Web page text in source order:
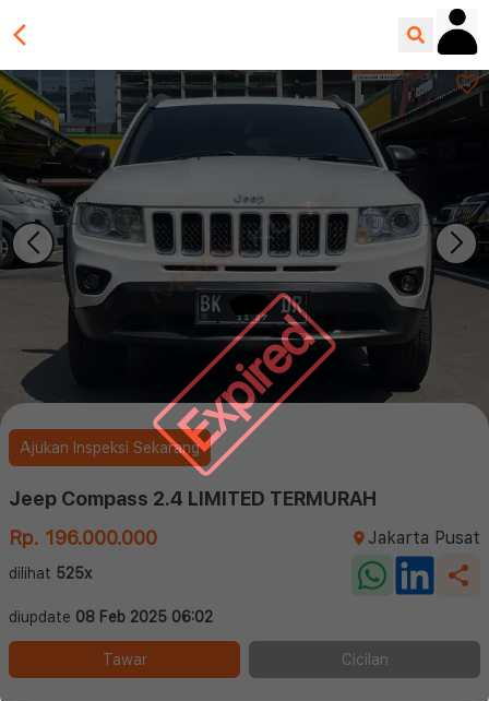
Expired
Ajukan Inspeksi Sekarang
Jeep Compass 2.4 LIMITED TERMURAH
Rp. 196.000.000
Jakarta Pusat
dilihat 525x
diupdate 08 Feb 2025 06:02
Tawar Cicilan